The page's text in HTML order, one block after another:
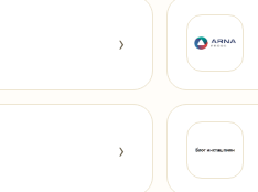
›
›